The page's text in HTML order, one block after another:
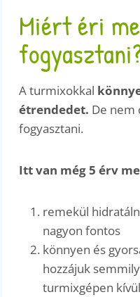
Miért éri
A turmixokkal
étrendedet. De nem
fogyasztani.
Itt van még 5 érv
remekül
nagyon fontos
könnyen és
hozzájuk
turmixgépen kívül